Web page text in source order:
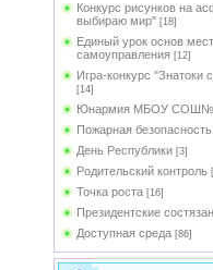
Конкурс рисунков на
выбираю мир" [18]
Единый урок основ
самоуправления [12]
Игра-конкурс "Знатоки
[14]
Юнармия МБОУ
Пожарная безопасность.
День Республики [3]
Родительский контроль
Точка роста [16]
Президентские
Доступная среда [86]